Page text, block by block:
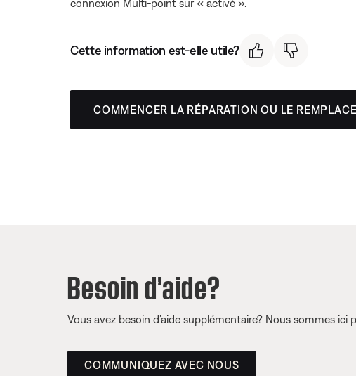
Cette information est-elle utile?
COMMENCER LA RÉPARATION OU LE
Besoin d’aide?
Vous avez besoin d’aide supplémentaire? Nous sommes ici
COMMUNIQUEZ AVEC NOUS